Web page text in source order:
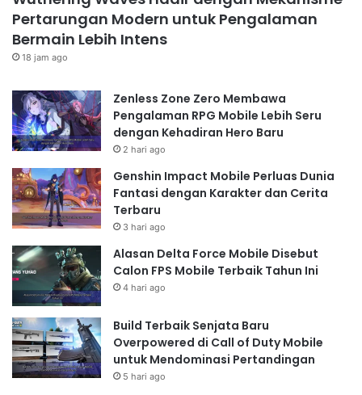
Pertarungan Modern untuk Pengalaman
Bermain Lebih Intens
18 jam ago
Zenless Zone Zero Membawa
Pengalaman RPG Mobile Lebih Seru
dengan Kehadiran Hero Baru
2 hari ago
Genshin Impact Mobile Perluas Dunia
Fantasi dengan Karakter dan Cerita
Terbaru
3 hari ago
Alasan Delta Force Mobile Disebut
Calon FPS Mobile Terbaik Tahun Ini
4 hari ago
Build Terbaik Senjata Baru
Overpowered di Call of Duty Mobile
untuk Mendominasi Pertandingan
5 hari ago